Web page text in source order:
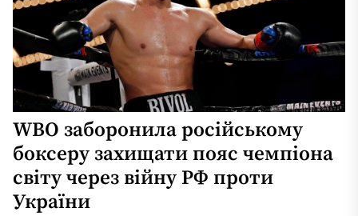
WBO заборонила російському
боксеру захищати пояс чемпіона
світу через війну РФ проти
України